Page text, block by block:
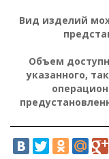
Вид изделий
Объем
указанного,